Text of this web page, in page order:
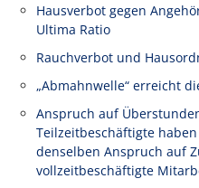
Hausverbot gegen
Ultima Ratio
Rauchverbot und
„Abmahnwelle“ erreicht
Anspruch auf
Teilzeitbeschäftigte
denselben Anspruch auf
vollzeitbeschäftigte